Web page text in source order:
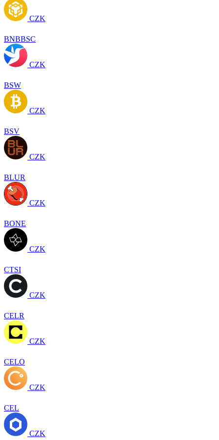
CZK
BNBBSC
CZK
BSW
CZK
BSV
CZK
BLUR
CZK
BONE
CZK
CTSI
CZK
CELR
CZK
CELO
CZK
CEL
CZK